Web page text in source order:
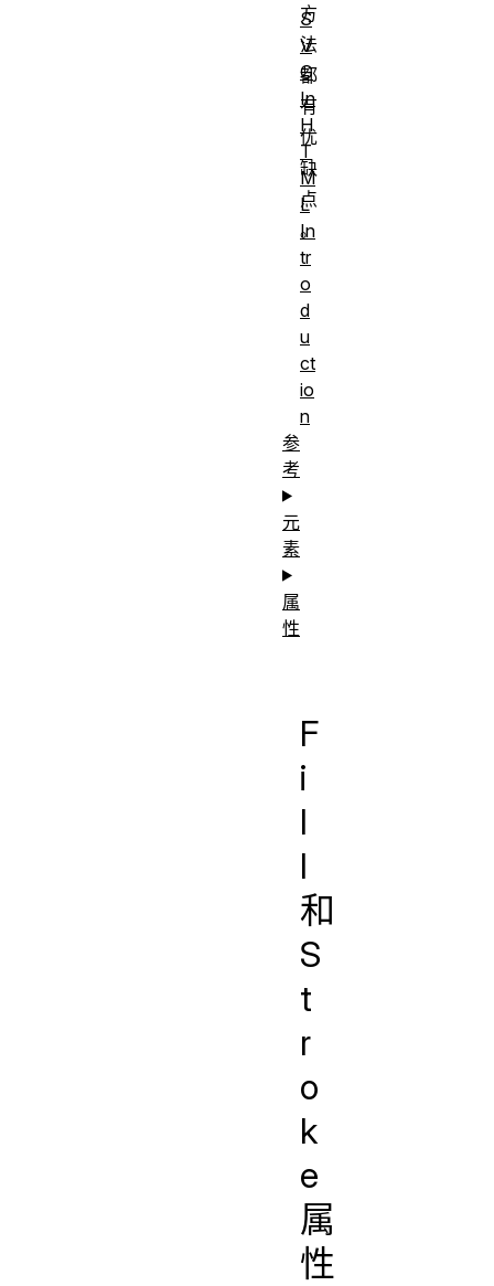
方
法
都
有
优
缺
点
。
F
i
l
l
和
S
t
r
o
k
e
属
性
S
V
G
In
H
T
M
L
In
tr
o
d
u
ct
io
n
参
考
元
素
属
性